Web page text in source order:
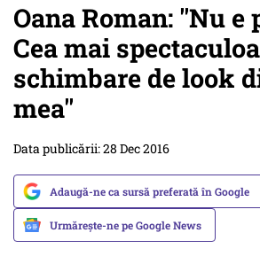
Oana Roman: ''Nu e
Cea mai
schimbare de look
mea''
Data publicării: 28 Dec 2016
Adaugă-ne ca sursă preferată în Google
Urmărește-ne pe Google News